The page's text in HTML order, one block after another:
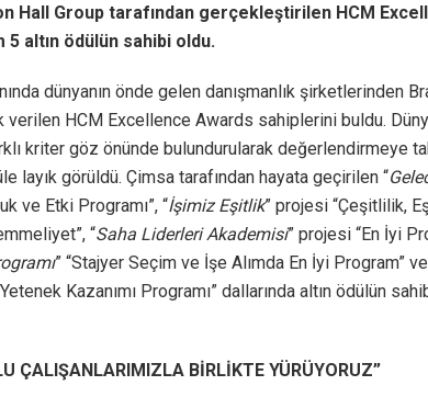
Hall Group tarafından gerçekleştirilen HCM
altın ödülün sahibi oldu.
dünyanın önde gelen danışmanlık şirketlerinden
verilen HCM Excellence Awards sahiplerini buldu.
kriter göz önünde bulundurularak değerlendirmeye
layık görüldü. Çimsa tarafından hayata geçirilen “
ve Etki Programı”, “İşimiz Eşitlik” projesi “Çeşitlilik,
“Saha Liderleri Akademisi” projesi “En İyi
” “Stajyer Seçim ve İşe Alımda En İyi Program” ve
Kazanımı Programı” dallarında altın ödülün
ÇALIŞANLARIMIZLA BİRLİKTE YÜRÜYORUZ”